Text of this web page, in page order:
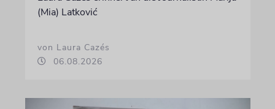
(Mia) Latković
von Laura Cazés
06.08.2026